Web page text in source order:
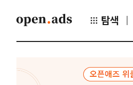
탐색